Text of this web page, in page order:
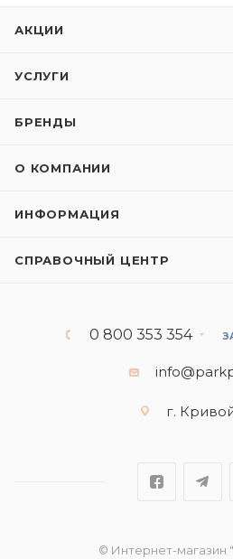
АКЦИИ
УСЛУГИ
БРЕНДЫ
О КОМПАНИИ
ИНФОРМАЦИЯ
СПРАВОЧНЫЙ ЦЕНТР
0 800 353 354
г.
© Интернет-магазин